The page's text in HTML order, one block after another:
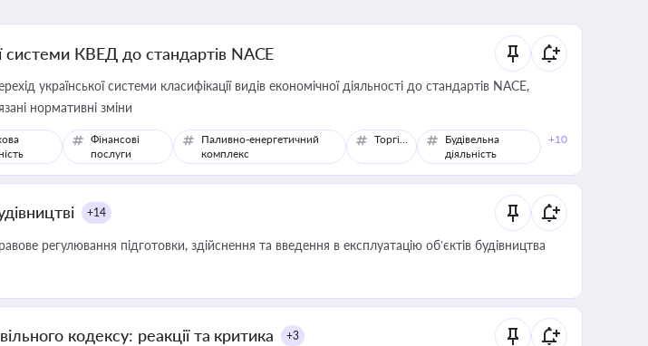
системи КВЕД до стандартів NACE
української системи класифікації видів економічної діяльності до стандартів NACE,
нормативні зміни
Фінансові
послуги
Паливно-енергетичний
комплекс
Торгівля
Будівельна
діяльність
+10
+14
регулювання підготовки, здійснення та введення в експлуатацію об’єктів будівництва
кодексу: реакції та критика +3